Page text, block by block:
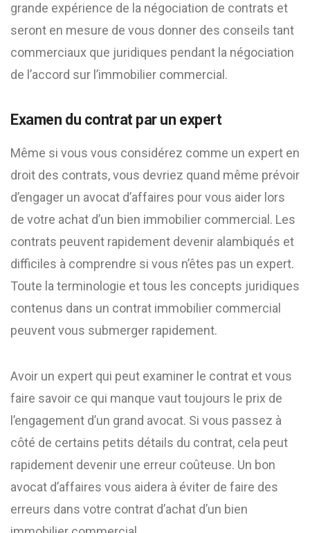
grande expérience de la négociation de contrats et
seront en mesure de vous donner des conseils tant
commerciaux que juridiques pendant la négociation
de l’accord sur l’immobilier commercial.
Examen du contrat par un expert
Même si vous vous considérez comme un expert en
droit des contrats, vous devriez quand même prévoir
d’engager un avocat d’affaires pour vous aider lors
de votre achat d’un bien immobilier commercial. Les
contrats peuvent rapidement devenir alambiqués et
difficiles à comprendre si vous n’êtes pas un expert.
Toute la terminologie et tous les concepts juridiques
contenus dans un contrat immobilier commercial
peuvent vous submerger rapidement.
Avoir un expert qui peut examiner le contrat et vous
faire savoir ce qui manque vaut toujours le prix de
l’engagement d’un grand avocat. Si vous passez à
côté de certains petits détails du contrat, cela peut
rapidement devenir une erreur coûteuse. Un bon
avocat d’affaires vous aidera à éviter de faire des
erreurs dans votre contrat d’achat d’un bien